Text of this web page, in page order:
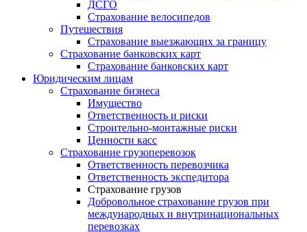
ДСГО
Страхование велосипедов
Путешествия
Страхование выезжающих за границу
Страхование банковских карт
Страхование банковских карт
Юридическим лицам
Страхование бизнеса
Имущество
Ответственность и риски
Строительно-монтажные риски
Ценности касс
Страхование грузоперевозок
Ответственность перевозчика
Ответственность экспедитора
Страхование грузов
Добровольное страхование грузов при
международных и внутринациональных
перевозках